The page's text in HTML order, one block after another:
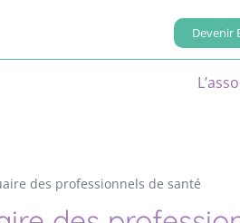
Devenir
des professionnels de santé